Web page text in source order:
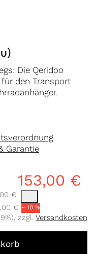
Die Qeridoo
den Transport
Garantie
153,00 €
€
um den mittleren
€ − 10 %
zzgl. Versandkosten